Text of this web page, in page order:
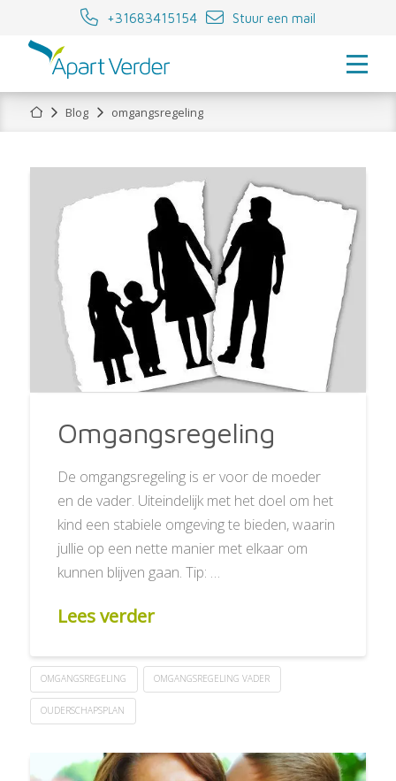
+31683415154 Stuur een mail
HomeBlog omgangsregeling
Omgangsregeling
De omgangsregeling is er voor de moeder
en de vader. Uiteindelijk met het doel om het
kind een stabiele omgeving te bieden, waarin
jullie op een nette manier met elkaar om
kunnen blijven gaan. Tip: …
Lees verder
OMGANGSREGELING OMGANGSREGELING VADER
OUDERSCHAPSPLAN